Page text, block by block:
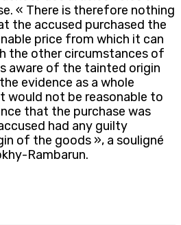
« There is therefore nothing
the accused purchased the
price from which it can
the other circumstances of
aware of the tainted origin
evidence as a whole
would not be reasonable to
that the purchase was
had any guilty
of the goods », a souligné
Rambarun.